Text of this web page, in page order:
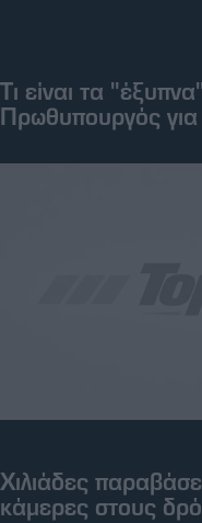
Τι είναι τα
Πρωθυπουργός
Χιλιάδες
κάμερες στους